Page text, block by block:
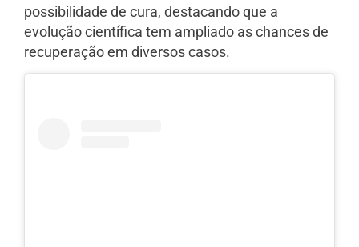
possibilidade de cura, destacando que a
evolução científica tem ampliado as chances de
recuperação em diversos casos.